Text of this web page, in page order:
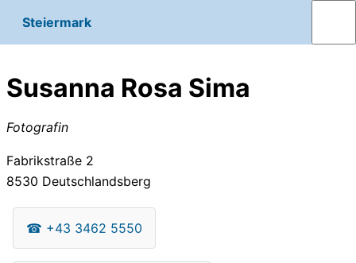
Steiermark
Susanna Rosa Sima
Fotografin
Fabrikstraße 2
8530 Deutschlandsberg
☎ +43 3462 5550